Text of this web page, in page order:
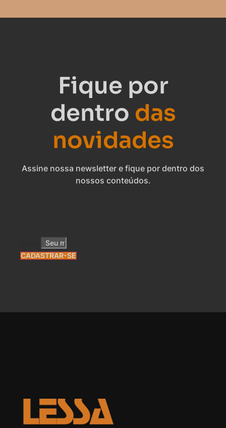
Fique por
dentro das
novidades
Assine nossa newsletter e fique por dentro dos
nossos conteúdos.
CADASTRAR-SE